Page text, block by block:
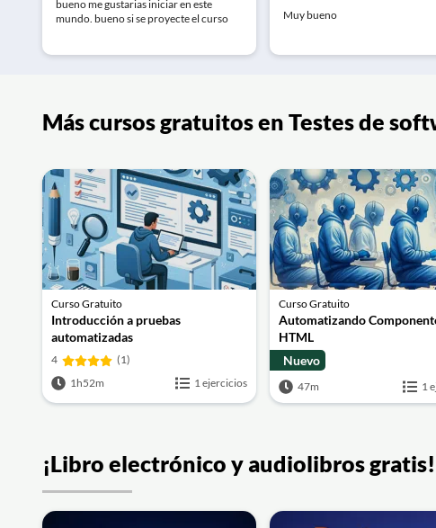
bueno me gustarias iniciar en este
mundo. bueno si se proyecte el curso
Muy bueno
Más cursos gratuitos en Testes de
Curso Gratuito
Introducción a pruebas
automatizadas
4
(1)
1h52m
1 ejercicios
Curso Gratuito
Automatizando
HTML
Nuevo
47m 1
¡Libro electrónico y audiolibros